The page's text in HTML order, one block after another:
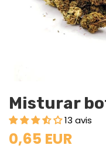
Misturar
13 avis
0,65 EUR